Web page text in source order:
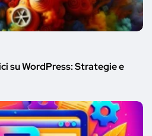
su WordPress: Strategie e